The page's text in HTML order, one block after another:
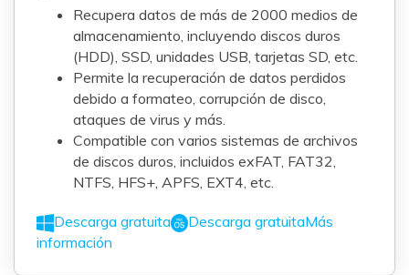
Recupera datos de más de 2000 medios de
almacenamiento, incluyendo discos duros
(HDD), SSD, unidades USB, tarjetas SD, etc.
Permite la recuperación de datos perdidos
debido a formateo, corrupción de disco,
ataques de virus y más.
Compatible con varios sistemas de archivos
de discos duros, incluidos exFAT, FAT32,
NTFS, HFS+, APFS, EXT4, etc.
Descarga gratuita Descarga gratuitaMás
información